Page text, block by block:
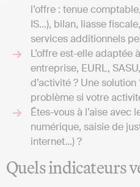
l’offre : tenue
IS…), bilan, liasse
services additionnels
L’offre est-elle adaptée
entreprise, EURL,
d’activité ? Une
problème si votre
Êtes-vous à l’aise avec
numérique, saisie de
internet…) ?
Quels indicateurs